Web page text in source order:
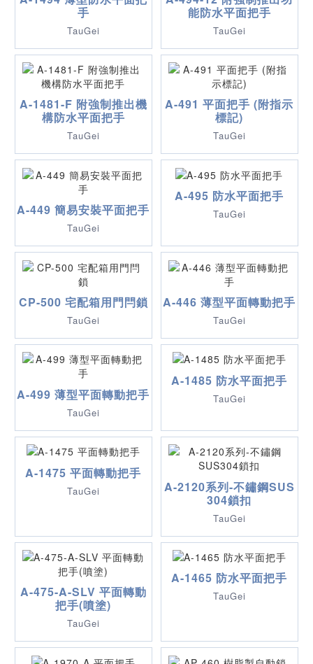
手
TauGei
能防水平面把手
TauGei
A-1481-F 附強制推出機
構防水平面把手
TauGei
A-491 平面把手 (附指示
標記)
TauGei
A-449 簡易安裝平面把手
TauGei
A-495 防水平面把手
TauGei
CP-500 宅配箱用門閂鎖
TauGei
A-446 薄型平面轉動把手
TauGei
A-499 薄型平面轉動把手
TauGei
A-1485 防水平面把手
TauGei
A-1475 平面轉動把手
TauGei
A-2120系列-不鏽鋼SUS
304鎖扣
TauGei
A-475-A-SLV 平面轉動
把手(噴塗)
TauGei
A-1465 防水平面把手
TauGei